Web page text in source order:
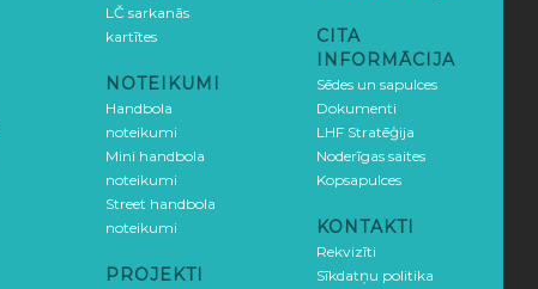
LČ sarkanās
kartītes
NOTEIKUMI
Handbola
noteikumi
Mini handbola
noteikumi
Street handbola
noteikumi
PROJEKTI
CITA
INFORMĀCIJA
Sēdes un sapulces
Dokumenti
LHF Stratēģija
Noderīgas saites
Kopsapulces
KONTAKTI
Rekvizīti
Sīkdatņu politika